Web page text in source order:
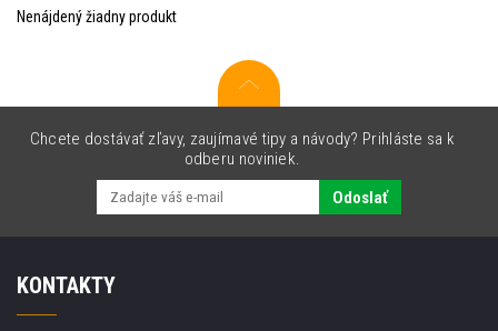
Nenájdený žiadny produkt
Chcete dostávať zľavy, zaujímavé tipy a návody? Prihláste sa k
odberu noviniek.
Odoslať
KONTAKTY